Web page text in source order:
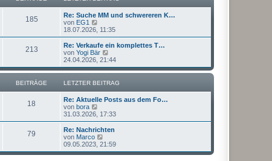
e
i
t
a
g
r
e
i
t
r
a
g
185
Re: Suche MM und schwereren K…
von EG1
e
u
e
s
t
r
B
e
i
t
a
g
18.07.2026, 11:35
213
Re: Verkaufe ein komplettes T…
von Yogi Bär
e
u
e
s
r
e
i
t
a
g
24.04.2026, 21:44
BEITRÄGE LETZTER BEITRAG
18
Re: Aktuelle Posts aus dem Fo…
von bora
e
u
e
s
t
r
31.03.2026, 17:33
79
Re: Nachrichten
von Marco
e
u
09.05.2023, 21:59